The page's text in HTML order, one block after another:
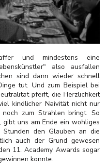
und mindestens eine
also ausfallen
sind dann wieder schnell
tut. Und zum Beispiel bei
pfeift, die Herzlichkeit
kindlicher Naivität nicht nur
zum Strahlen bringt. So
uns am Ende ein wohliges
den Glauben an die
auch der Grund gewesen
11. Academy Awards sogar
konnte.